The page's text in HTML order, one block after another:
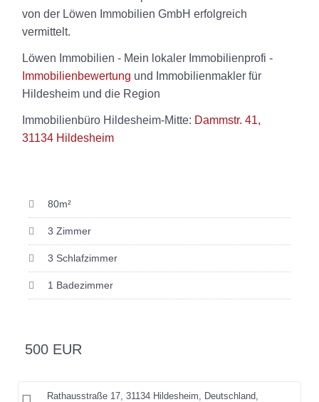
von der Löwen Immobilien GmbH erfolgreich
vermittelt.
Löwen Immobilien - Mein lokaler Immobilienprofi -
Immobilienbewertung und Immobilienmakler für
Hildesheim und die Region
Immobilienbüro Hildesheim-Mitte: Dammstr. 41,
31134 Hildesheim
80m²
3 Zimmer
3 Schlafzimmer
1 Badezimmer
500 EUR
Rathausstraße 17, 31134 Hildesheim, Deutschland,